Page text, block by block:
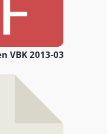
VBK 2013-03